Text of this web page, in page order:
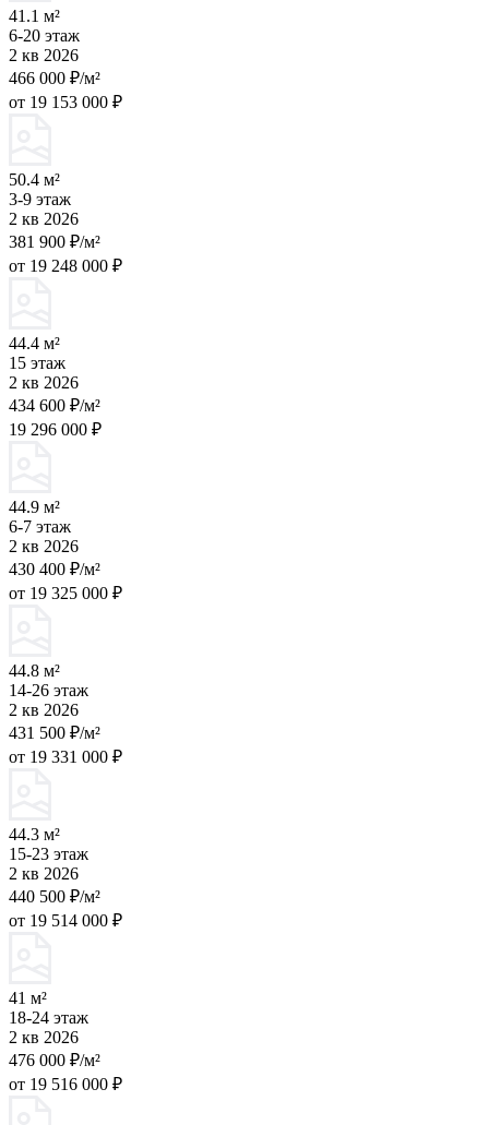
41.1 м²
6-20 этаж
2 кв 2026
466 000 ₽/м²
от 19 153 000 ₽
50.4 м²
3-9 этаж
2 кв 2026
381 900 ₽/м²
от 19 248 000 ₽
44.4 м²
15 этаж
2 кв 2026
434 600 ₽/м²
19 296 000 ₽
44.9 м²
6-7 этаж
2 кв 2026
430 400 ₽/м²
от 19 325 000 ₽
44.8 м²
14-26 этаж
2 кв 2026
431 500 ₽/м²
от 19 331 000 ₽
44.3 м²
15-23 этаж
2 кв 2026
440 500 ₽/м²
от 19 514 000 ₽
41 м²
18-24 этаж
2 кв 2026
476 000 ₽/м²
от 19 516 000 ₽